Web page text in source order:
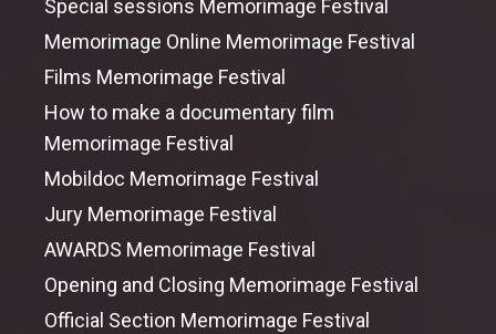
Special sessions Memorimage Festival
Memorimage Online Memorimage Festival
Films Memorimage Festival
How to make a documentary film
Memorimage Festival
Mobildoc Memorimage Festival
Jury Memorimage Festival
AWARDS Memorimage Festival
Opening and Closing Memorimage Festival
Official Section Memorimage Festival